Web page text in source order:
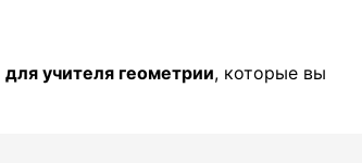
для учителя геометрии, которые вы